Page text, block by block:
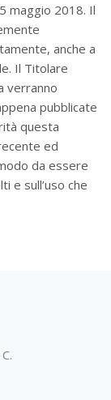
maggio 2018. Il
anche a
Il Titolare
verranno
pubblicate
questa
ed
da essere
e sull’uso che